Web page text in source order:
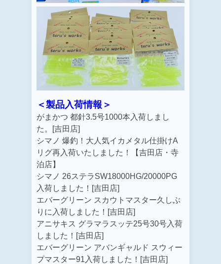
＜製品入荷情報＞
がまかつ 都針3.5号1000本入荷しまし
た。[吉田店]
シマノ 爆釣！大人気イカメタル仕掛けA
リグ再入荷いたしました！【吉田店・寺
泊店】
シマノ 26ステラSW18000HG/20000PG
入荷しました！[吉田店]
エバーグリーン スカウトマスター久しぶ
りに入荷しました！[吉田店]
アニサキス グラマラスッテ25号30号入荷
しました！[吉田店]
エバーグリーン アバンギャルド スウィー
プマスター91入荷しました！[吉田店]